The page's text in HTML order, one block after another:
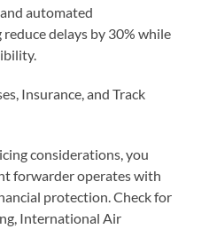
automated
delays by 30% while
Insurance, and Track
considerations, you
forwarder operates with
protection. Check for
International Air